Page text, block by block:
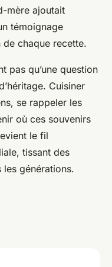
mère ajoutait
témoignage
chaque recette.
pas qu’une question
Cuisiner
se rappeler les
où ces souvenirs
le fil
tissant des
générations.